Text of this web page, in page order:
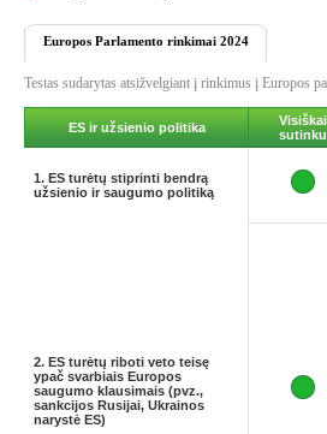
Europos Parlamento rinkimai 2024
Testas sudarytas atsižvelgiant į rinkimus į Europos
ES ir užsienio politika
Visiškai
sutinku
1. ES turėtų stiprinti bendrą
užsienio ir saugumo politiką
2. ES turėtų riboti veto teisę
ypač svarbiais Europos
saugumo klausimais (pvz.,
sankcijos Rusijai, Ukrainos
narystė ES)